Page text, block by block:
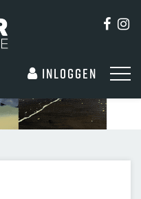
Inloggen